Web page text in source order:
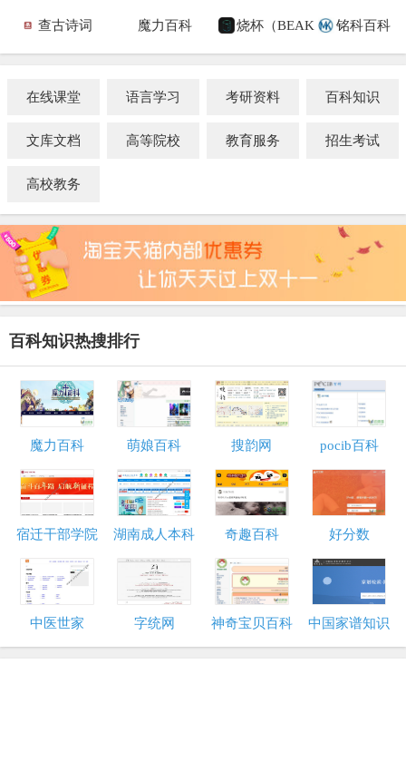
查古诗词 魔力百科 烧杯（BEAK 铭科百科
在线课堂 语言学习 考研资料 百科知识
文库文档 高等院校 教育服务 招生考试
高校教务
百科知识热搜排行
魔力百科 萌娘百科 搜韵网 pocib百科
宿迁干部学院 湖南成人本科 奇趣百科 好分数
中医世家 字统网 神奇宝贝百科 中国家谱知识